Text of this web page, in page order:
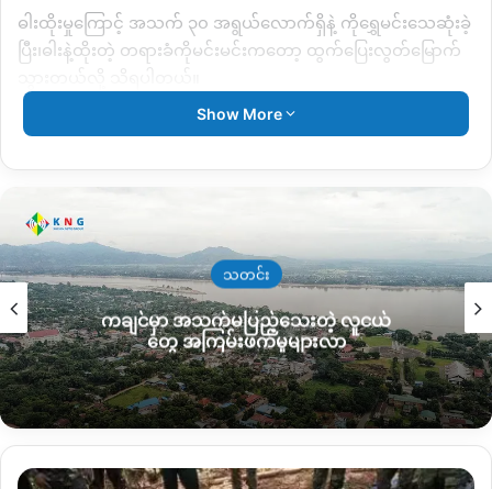
ဓါးထိုးမှုကြောင့် အသက် ၃၀ အရွယ်လောက်ရှိနဲ့ ကိုရွှေမင်းသေဆုံးခဲ့
ပြီး၊ဓါးနဲ့ထိုးတဲ့ တရားခံကိုမင်းမင်းကတော့ ထွက်ပြေးလွတ်မြောက်
အလားတူပဲ ဒီနေ့မနက်ပိုင်းမှာလည်း ဖားကန့်မြို့၊မရှီကထောင်
အရွယ်ရှိ အမျိုးသားတစ် ယောက်လည်ပင်းမှာ ထိုးသွင်းဒဏ်ရာနဲ့
သေဆုံးနေတဲ့ ရုပ်အလောင်းကို ဈေးသည်တွေက တွေ့ရှိခဲ့ပါတယ်။
“ညက အချင်းချင်း ရန်ဖြစ်ကျတယ်လို့ သိရတယ်။သေဆုံးသူရဲ့ရုပ်
အလောင်းဘေးမှာ မူးယစ်ဆေးဝါး
တချို့နဲ့ ငွေတစ်သိန်းနီးပါး
တွေ့ခဲ့ရတယ်“ဟု မျက်မြင်တွေ့ရှိခဲ့သူ မရှီကထောင်ရပ်ကွက်နေပြည်
သူတစ်ဦးက ပြောပါတယ်။
သေဆုံးသူမှာ အသက်၄၀ အရွယ်ရှိ ဦး ဂွမ်ဂျက်ဖြစ်ပြီး ရုပ်အလောင်း
အား ဖားကန့်ဆေးရုံ(ရင်ခွဲရုံ)သို့ ပို့ဆောင်ထားရှိတယ်လို့ လူမှုကူညီ
Show More
သတင်း
ကချင်မှာ အသက်မပြည့်သေးတဲ့ လူငယ်
တွေ အကြမ်းဖက်မှုများလာ
ရွှေ